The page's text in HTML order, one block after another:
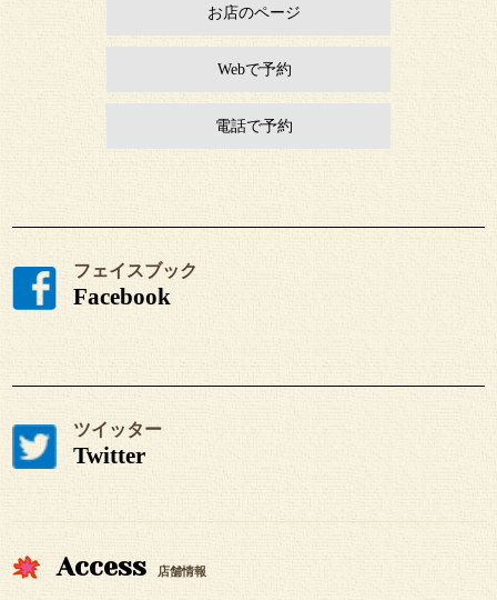
お店のページ
Webで予約
電話で予約
フェイスブック
Facebook
ツイッター
Twitter
Access 店舗情報